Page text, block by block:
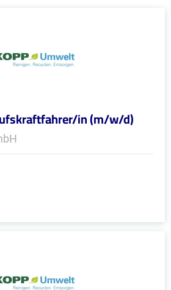
in (m/w/d)